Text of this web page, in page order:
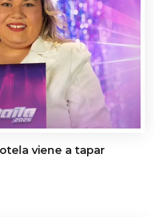
viene a tapar